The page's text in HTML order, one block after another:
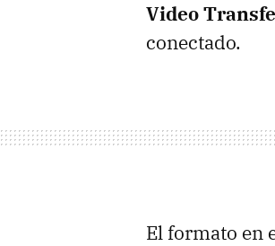
Video
conectado.
El formato en